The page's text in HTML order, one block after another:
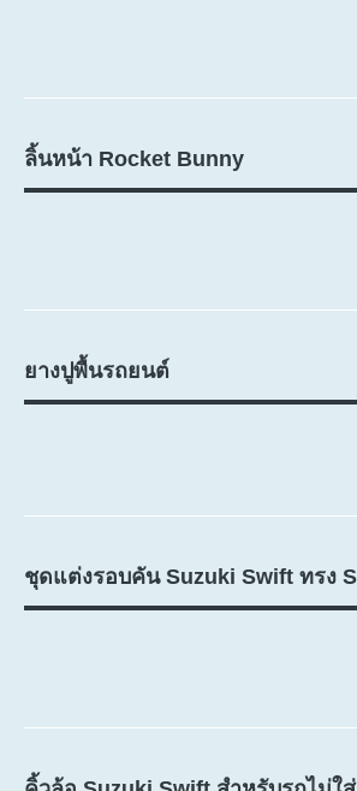
ลิ้นหน้า Rocket Bunny
ยางปูพื้นรถยนต์
ชุดแต่งรอบคัน Suzuki Swift ทรง